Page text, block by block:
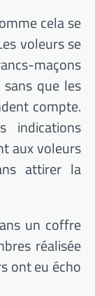
cela se
voleurs se
maçons
que les
compte.
indications
aux voleurs
attirer la
un coffre
réalisée
ont eu écho